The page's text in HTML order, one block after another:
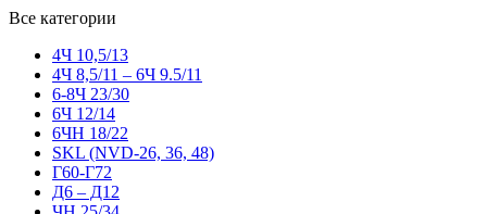
Все категории
4Ч 10,5/13
4Ч 8,5/11 – 6Ч 9.5/11
6-8Ч 23/30
6Ч 12/14
6ЧН 18/22
SKL (NVD-26, 36, 48)
Г60-Г72
Д6 – Д12